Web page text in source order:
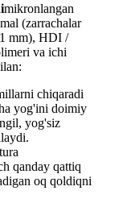
mikronlangan
(zarrachalar
mm), HDI /
va ichi
chiqaradi
yog'ini doimiy
yog'siz
qanday qattiq
oq qoldiqni